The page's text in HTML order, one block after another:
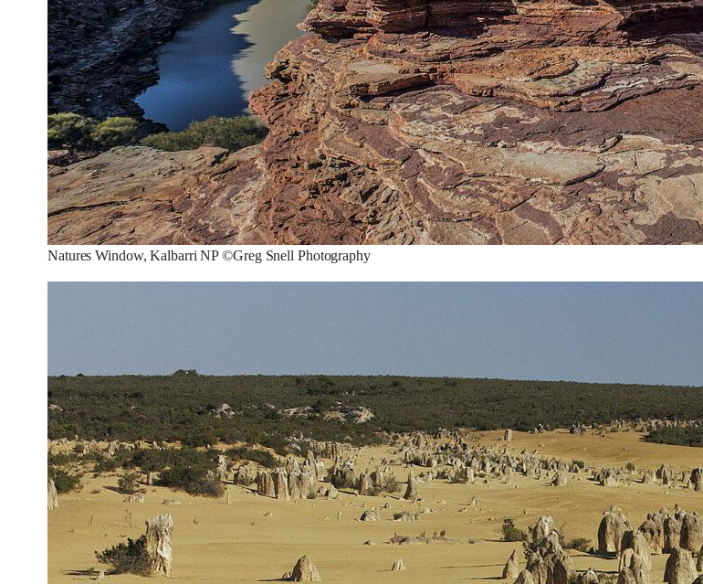
Natures Window, Kalbarri NP ©Greg Snell Photography